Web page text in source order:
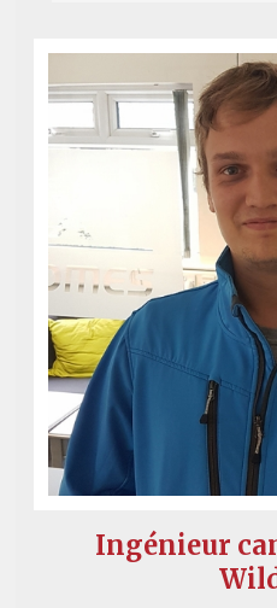
Ingénieur